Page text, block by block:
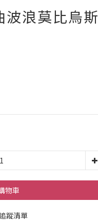
波浪莫比烏斯
物車
蹤清單